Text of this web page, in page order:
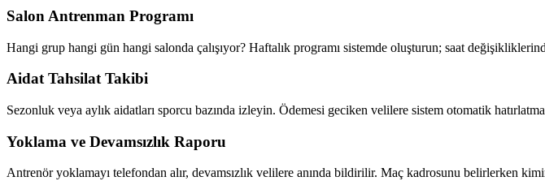
Salon Antrenman Programı
Hangi grup hangi gün hangi salonda çalışıyor? Haftalık programı sistemde oluşturun; saat
Aidat Tahsilat Takibi
Sezonluk veya aylık aidatları sporcu bazında izleyin. Ödemesi geciken velilere sistem otomatik
Yoklama ve Devamsızlık Raporu
Antrenör yoklamayı telefondan alır, devamsızlık velilere anında bildirilir. Maç kadrosunu belirlerken